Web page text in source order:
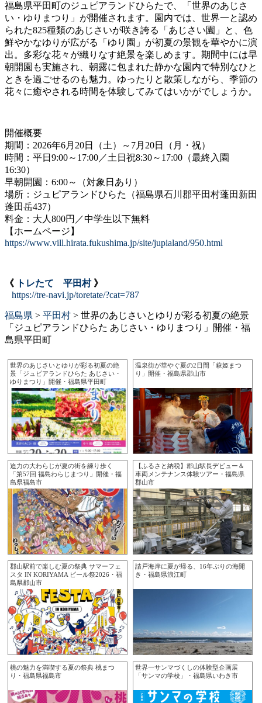
福島県平田町のジュピアランドひらたで、「世界のあじさ
い・ゆりまつり」が開催されます。園内では、世界一と認め
られた825種類のあじさいが咲き誇る「あじさい園」と、色
鮮やかなゆりが広がる「ゆり園」が初夏の景観を華やかに演
出。多彩な花々が織りなす絶景を楽しめます。期間中には早
朝開園も実施され、朝露に包まれた静かな園内で特別なひと
ときを過ごせるのも魅力。ゆったりと散策しながら、季節の
花々に癒やされる時間を体験してみてはいかがでしょうか。
開催概要
期間：2026年6月20日（土）～7月20日（月・祝）
時間：平日9:00～17:00／土日祝8:30～17:00（最終入園
16:30）
早朝開園：6:00～（対象日あり）
場所：ジュピアランドひらた（福島県石川郡平田村蓬田新田
蓬田岳437）
料金：大人800円／中学生以下無料
【ホームページ】
https://www.vill.hirata.fukushima.jp/site/jupialand/950.html
《 トレたて 平田村》
https://tre-navi.jp/toretate/?cat=787
福島県 > 平田村 > 世界のあじさいとゆりが彩る初夏の絶景
「ジュピアランドひらた あじさい・ゆりまつり」開催・福
島県平田町
世界のあじさいとゆりが彩る初夏の絶
景「ジュピアランドひらた あじさい・
ゆりまつり」開催・福島県平田町
温泉街が華やぐ夏の2日間「萩姫まつ
り」開催・福島県郡山市
迫力の大わらじが夏の街を練り歩く
「第57回 福島わらじまつり」開催・福
島県福島市
【ふるさと納税】郡山駅長デビュー＆
車両メンテナンス体験ツアー・福島県
郡山市
郡山駅前で楽しむ夏の祭典 サマーフェ
スタ IN KORIYAMA ビール祭2026・福
島県郡山市
請戸海岸に夏が帰る、16年ぶりの海開
き・福島県浪江町
桃の魅力を満喫する夏の祭典 桃まつ
り・福島県福島市
世界一サンマづくしの体験型企画展
「サンマの学校」・福島県いわき市